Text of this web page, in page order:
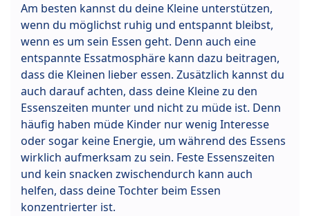
Am besten kannst du deine Kleine unterstützen,
wenn du möglichst ruhig und entspannt bleibst,
wenn es um sein Essen geht. Denn auch eine
entspannte Essatmosphäre kann dazu beitragen,
dass die Kleinen lieber essen. Zusätzlich kannst du
auch darauf achten, dass deine Kleine zu den
Essenszeiten munter und nicht zu müde ist. Denn
häufig haben müde Kinder nur wenig Interesse
oder sogar keine Energie, um während des Essens
wirklich aufmerksam zu sein. Feste Essenszeiten
und kein snacken zwischendurch kann auch
helfen, dass deine Tochter beim Essen
konzentrierter ist.